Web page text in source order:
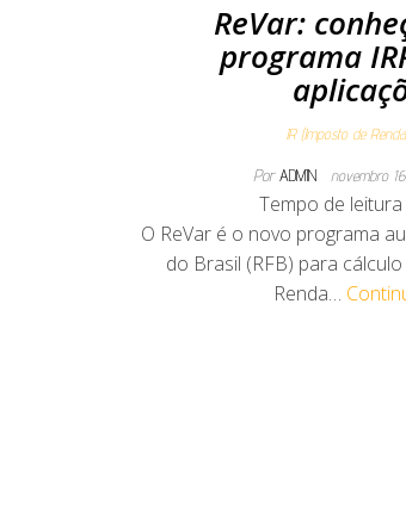
ReVar:
programa
IR (Imposto de
Por ADMIN novembro
Tempo de leitura
O ReVar é o novo programa
do Brasil (RFB) para
Renda…